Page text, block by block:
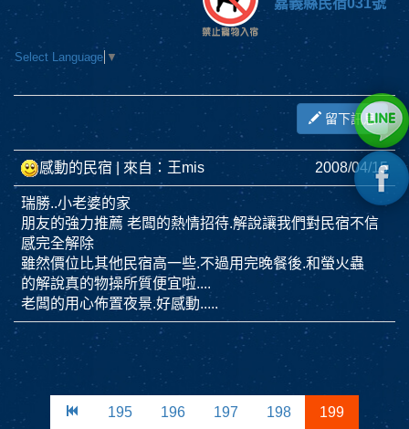
Select Language ▼
留下訊息
感動的民宿 | 來自：王mis 2008/04/15
瑞勝..小老婆的家
朋友的強力推薦 老闆的熱情招待.解說讓我們對民宿不信
感完全解除
雖然價位比其他民宿高一些.不過用完晚餐後.和螢火蟲
的解說真的物操所質便宜啦....
老闆的用心佈置夜景.好感動.....
195 196 197 198 199